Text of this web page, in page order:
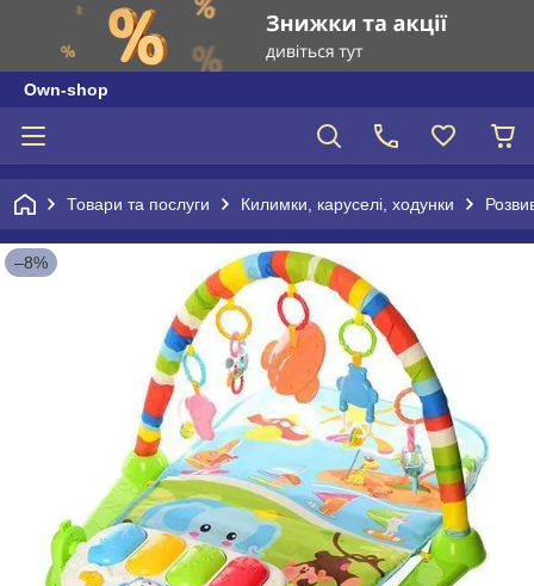
Own-shop
Товари та послуги Килимки, каруселі, ходунки
–8%